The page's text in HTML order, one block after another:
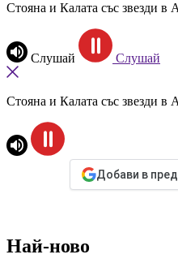
Стояна и Калата със звезди в
Слушай Слушай
Стояна и Калата със звезди в
Добави в
Най-ново